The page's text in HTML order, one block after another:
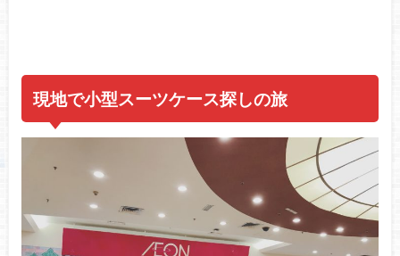
現地で小型スーツケース探しの旅